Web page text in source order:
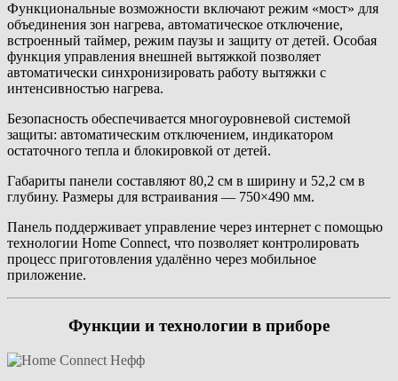
Функциональные возможности включают режим «мост» для
объединения зон нагрева, автоматическое отключение,
встроенный таймер, режим паузы и защиту от детей. Особая
функция управления внешней вытяжкой позволяет
автоматически синхронизировать работу вытяжки с
интенсивностью нагрева.
Безопасность обеспечивается многоуровневой системой
защиты: автоматическим отключением, индикатором
остаточного тепла и блокировкой от детей.
Габариты панели составляют 80,2 см в ширину и 52,2 см в
глубину. Размеры для встраивания — 750×490 мм.
Панель поддерживает управление через интернет с помощью
технологии Home Connect, что позволяет контролировать
процесс приготовления удалённо через мобильное
приложение.
Функции и технологии в приборе